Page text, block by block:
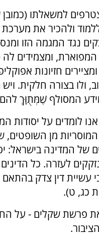
למשאלתו
ולהכיר את
נגד המגמה הזו
המפוארת, ומצמידים
חזיונות
ולו בצורה חלקית. ויש
המסולף שֶׁמְּתֻוָּךְ
לומדים על יסודות
מן השופטים,
של המדינה בישראל:
לעזרה. כל
עשיית דין צדק
כג, ט).
פרשת שקלים - על